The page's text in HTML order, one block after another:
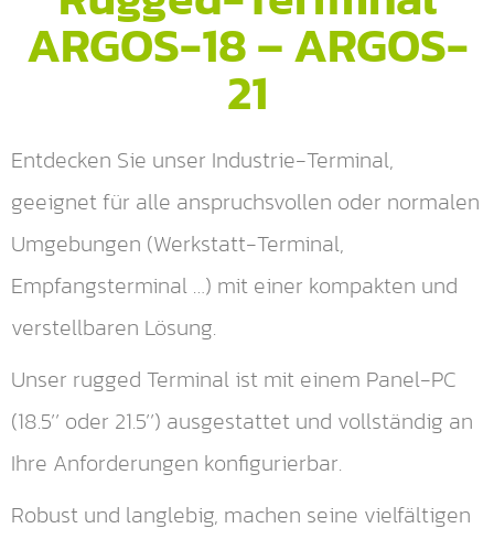
ARGOS-18 – ARGOS-
21
Entdecken Sie unser Industrie-Terminal,
geeignet für alle anspruchsvollen oder normalen
Umgebungen (Werkstatt-Terminal,
Empfangsterminal …) mit einer kompakten und
verstellbaren Lösung.
Unser rugged Terminal ist mit einem Panel-PC
(18.5’’ oder 21.5’’) ausgestattet und vollständig an
Ihre Anforderungen konfigurierbar.
Robust und langlebig, machen seine vielfältigen